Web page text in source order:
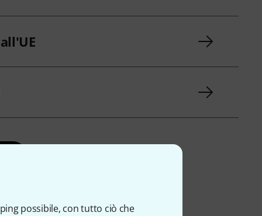
possibile, con tutto ciò che